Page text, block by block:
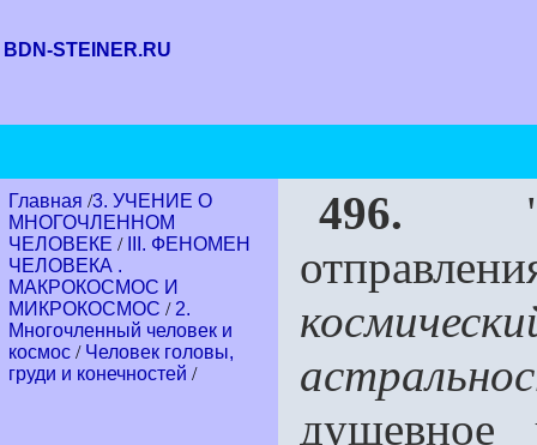
BDN-STEINER.RU
Главная /3. УЧЕНИЕ О
МНОГОЧЛЕННОМ
ЧЕЛОВЕКЕ /
III. ФЕНОМЕН
ЧЕЛОВЕКА .
МАКРОКОСМОС И
МИКРОКОСМОС / 2.
Многочленный человек и
космос / Человек головы,
груди и конечностей /
496.
душевное